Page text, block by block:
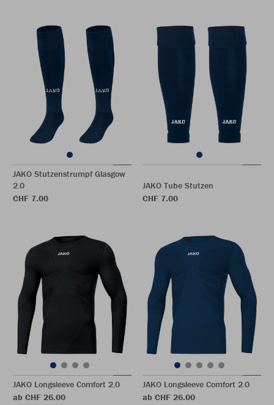
JAKO Stutzenstrumpf Glasgow
2.0
CHF 7.00
JAKO Tube Stutzen
CHF 7.00
JAKO Longsleeve Comfort 2.0
ab CHF 26.00
JAKO Longsleeve Comfort 2.0
ab CHF 26.00